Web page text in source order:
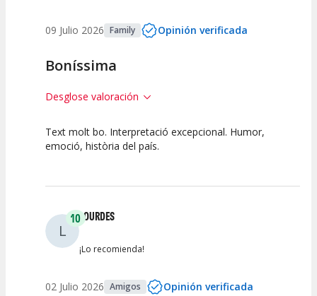
09 Julio 2026 Family Opinión verificada
Boníssima
Desglose valoración
10 10 10
Text molt bo. Interpretació excepcional. Humor,
emoció, història del país.
L
10LOURDES
¡Lo recomienda!
02 Julio 2026 Amigos Opinión verificada